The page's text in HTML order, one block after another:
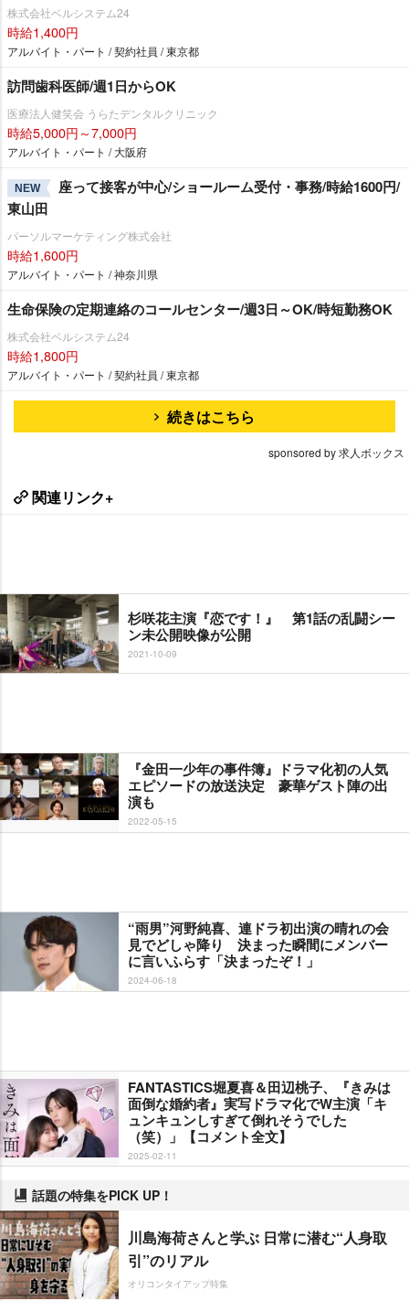
株式会社ベルシステム24
時給1,400円
アルバイト・パート / 契約社員 / 東京都
訪問歯科医師/週1日からOK
医療法人健笑会 うらたデンタルクリニック
時給5,000円～7,000円
アルバイト・パート / 大阪府
NEW
座って接客が中心/ショールーム受付・事務/時給1600円/
東山田
パーソルマーケティング株式会社
時給1,600円
アルバイト・パート / 神奈川県
生命保険の定期連絡のコールセンター/週3日～OK/時短勤務OK
株式会社ベルシステム24
時給1,800円
アルバイト・パート / 契約社員 / 東京都
続きはこちら
sponsored by 求人ボックス
関連リンク+
杉咲花主演『恋です！』 第1話の乱闘シー
ン未公開映像が公開
2021-10-09
『金田一少年の事件簿』ドラマ化初の人気
エピソードの放送決定 豪華ゲスト陣の出
演も
2022-05-15
“雨男”河野純喜、連ドラ初出演の晴れの会
見でどしゃ降り 決まった瞬間にメンバー
に言いふらす「決まったぞ！」
2024-06-18
FANTASTICS堀夏喜＆田辺桃子、『きみは
面倒な婚約者』実写ドラマ化でW主演「キ
ュンキュンしすぎて倒れそうでした
（笑）」【コメント全文】
2025-02-11
話題の特集をPICK UP！
川島海荷さんと学ぶ 日常に潜む“人身取
引”のリアル
オリコンタイアップ特集